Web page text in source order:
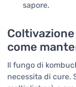
sapore.
come
Il fungo di
necessita di cure.